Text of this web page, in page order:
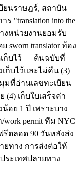
ยนราษฎร์, สถาบัน
"translation into the
งหน่วยงานยอมรับ
translator ท้อง
ก็บไว้ — ต้นฉบับที่
ก็บไว้และไม่คืน (3)
มุมที่อ่านเลขทะเบียน
เก็บใบเสร็จค่า
น้อย 1 ปี เพราะบาง
permit ทีม NYC
ฟรีตลอด 90 วันหลังส่ง
ทาง การส่งต่อให้
ะเทศปลายทาง